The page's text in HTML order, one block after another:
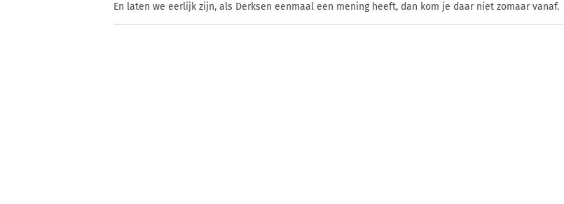
En laten we eerlijk zijn, als Derksen eenmaal een mening heeft, dan kom je daar niet zomaar vanaf.